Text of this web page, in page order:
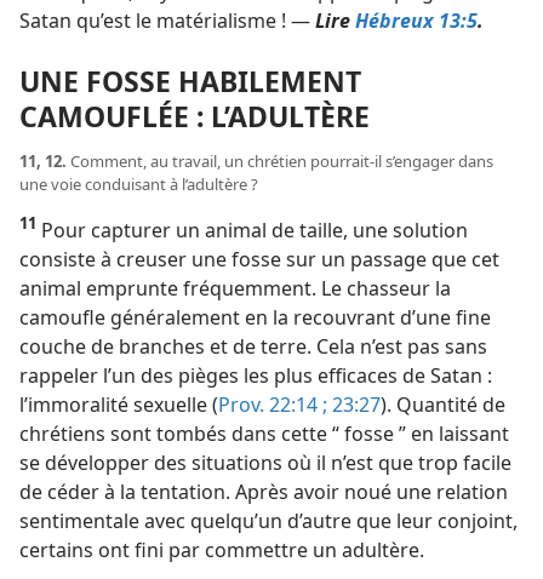
Satan qu’est le matérialisme ! —LireHébreux 13:5.
UNE FOSSE HABILEMENT
CAMOUFLÉE : L’ADULTÈRE
11, 12. Comment, au travail, un chrétien pourrait-​il s’engager dans
une voie conduisant à l’adultère ?
11 Pour capturer un animal de taille, une solution
consiste à creuser une fosse sur un passage que cet
animal emprunte fréquemment. Le chasseur la
camoufle généralement en la recouvrant d’une fine
couche de branches et de terre. Cela n’est pas sans
rappeler l’un des pièges les plus efficaces de Satan :
l’immoralité sexuelle (Prov. 22:14 ; 23:27). Quantité de
chrétiens sont tombés dans cette “ fosse ” en laissant
se développer des situations où il n’est que trop facile
de céder à la tentation. Après avoir noué une relation
sentimentale avec quelqu’un d’autre que leur conjoint,
certains ont fini par commettre un adultère.